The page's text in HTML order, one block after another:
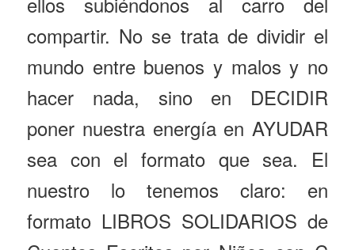
compartir. No se trata de dividir el
mundo entre buenos y malos y no
hacer nada, sino en DECIDIR
poner nuestra energía en AYUDAR
sea con el formato que sea. El
nuestro lo tenemos claro: en
formato LIBROS SOLIDARIOS de